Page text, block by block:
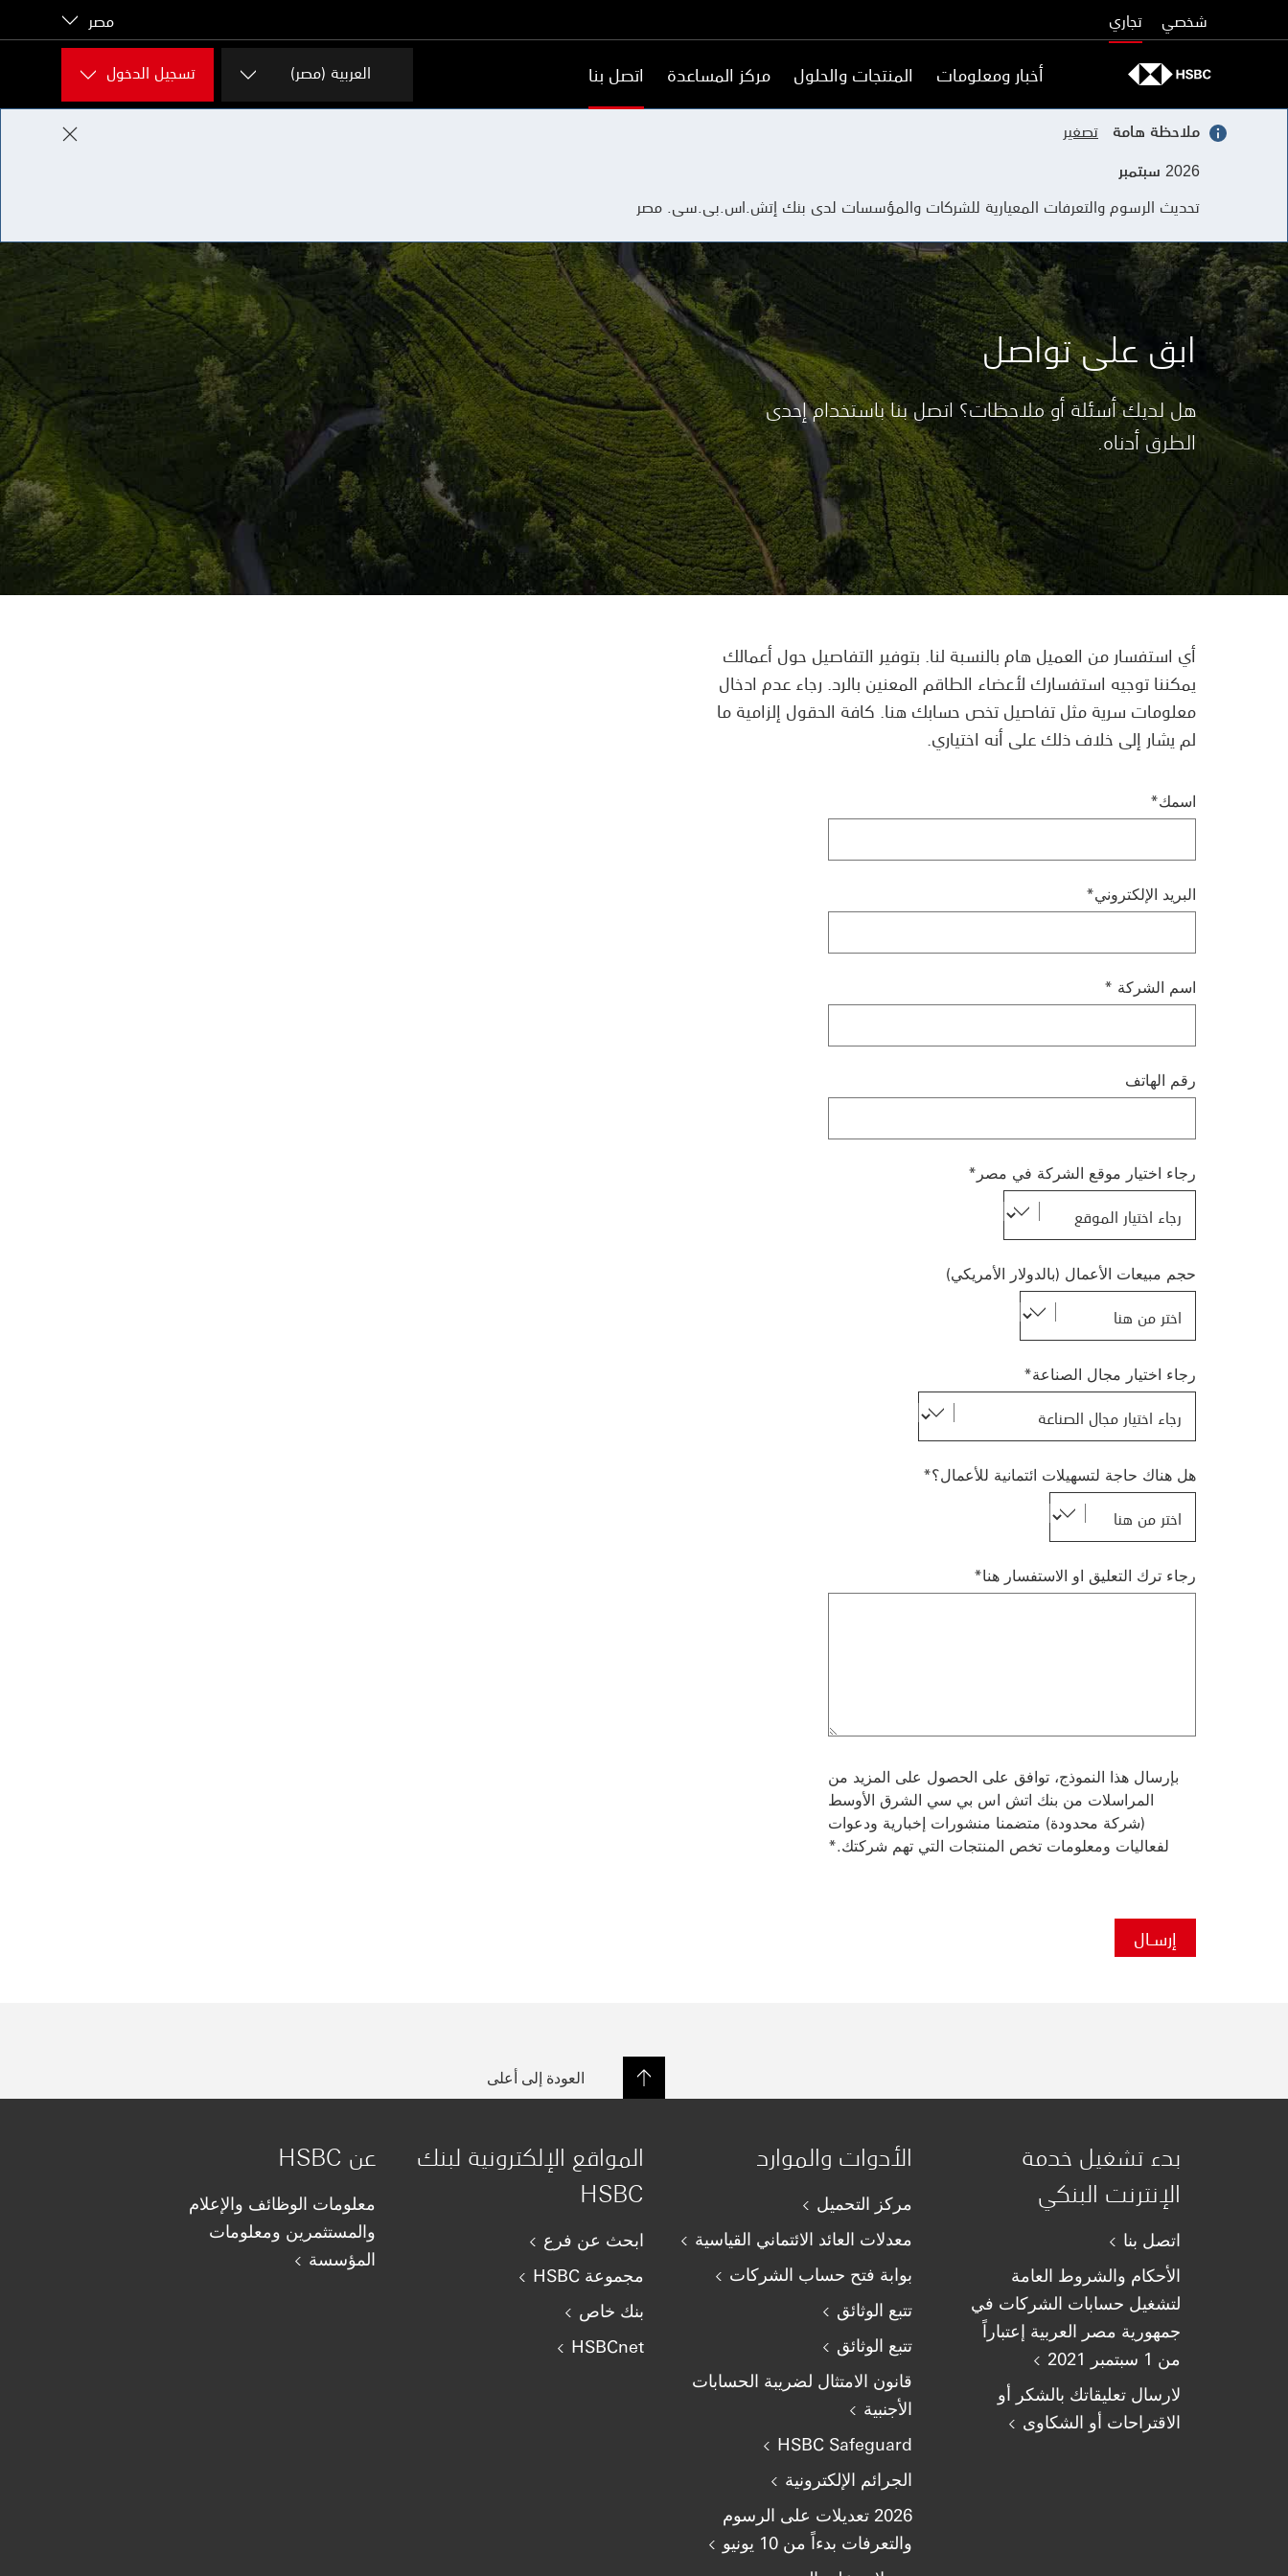
شخصي تجاري مصر
أخبار ومعلومات المنتجات والحلول مركز المساعدة اتصل بنا العربية (مصر) تسجيل الدخول
ملاحظة هامة تصغير
2026 سبتمبر
تحديث الرسوم والتعرفات المعيارية للشركات والمؤسسات لدى بنك إتش.اس.بى.سى. مصر
ابق على تواصل
هل لديك أسئلة أو ملاحظات؟ اتصل بنا باستخدام إحدى
الطرق أدناه.
أي استفسار من العميل هام بالنسبة لنا. بتوفير التفاصيل حول أعمالك
يمكننا توجيه استفسارك لأعضاء الطاقم المعنين بالرد. رجاء عدم ادخال
معلومات سرية مثل تفاصيل تخص حسابك هنا. كافة الحقول إلزامية ما
لم يشار إلى خلاف ذلك على أنه اختياري.
اسمك*
البريد الإلكتروني*
اسم الشركة *
رقم الهاتف
رجاء اختيار موقع الشركة في مصر*
حجم مبيعات الأعمال (بالدولار الأمريكي)
رجاء اختيار مجال الصناعة*
هل هناك حاجة لتسهيلات ائتمانية للأعمال؟*
رجاء ترك التعليق او الاستفسار هنا*
بإرسال هذا النموذج، توافق على الحصول على المزيد من
المراسلات من بنك اتش اس بي سي الشرق الأوسط
(شركة محدودة) متضمنا منشورات إخبارية ودعوات
لفعاليات ومعلومات تخص المنتجات التي تهم شركتك.*
إرسـال
العودة إلى أعلى
بدء تشغيل خدمة
الإنترنت البنكي
اتصل بنا
الأحكام والشروط العامة
لتشغيل حسابات الشركات في
جمهورية مصر العربية إعتباراً
من 1 سبتمبر 2021
لارسال تعليقاتك بالشكر أو
الاقتراحات أو الشكاوى
الأدوات والموارد
مركز التحميل
معدلات العائد الائتماني القياسية
بوابة فتح حساب الشركات
تتبع الوثائق
تتبع الوثائق
قانون الامتثال لضريبة الحسابات
الأجنبية
HSBC Safeguard
الجرائم الإلكترونية
2026 تعديلات على الرسوم
والتعرفات بدءاً من 10 يونيو
المواقع الإلكترونية لبنك
HSBC
ابحث عن فرع
مجموعة HSBC
بنك خاص
HSBCnet
عن HSBC
معلومات الوظائف والإعلام
والمستثمرين ومعلومات
المؤسسة